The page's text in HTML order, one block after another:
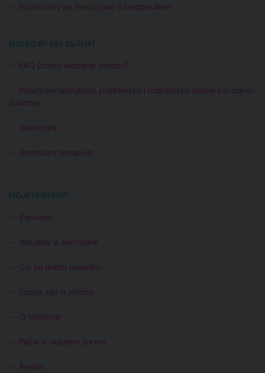
Rozhovory se mnou jako s terapeutem
MOHLO BY VÁS ZAJÍMAT
FAQ (často kladené dotazy)
Psychoterapeutická, partnerská i manželská online poradna
zdarma
Semináře
Sportovní terapeut
MOJE PŘÍSPĚVKY
Žárlivost
Aktuality a semináře
Co se jinam nevešlo
Láska, sex a vztahy
O výchově
Péče o duševní zdraví
Řešíte